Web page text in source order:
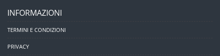
INFORMAZIONI
TERMINI E CONDIZIONI
PRIVACY